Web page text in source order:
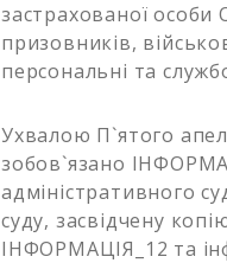
застрахованої
призовників,
персональні та
Ухвалою П`ятого
зобов`язано
адміністративного
суду, засвідчену
ІНФОРМАЦІЯ_12 та